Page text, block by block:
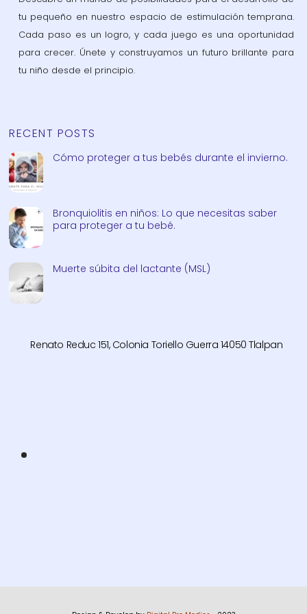
tu pequeño en nuestro espacio de estimulación temprana.
Cada paso es un logro, y cada juego es una oportunidad
para crecer. Únete y construyamos un futuro brillante para
tu niño desde el principio.
RECENT POSTS
Cómo proteger a tus bebés durante el invierno.
Bronquiolitis en niños: Lo que necesitas saber
para proteger a tu bebé.
Muerte súbita del lactante (MSL)
Renato Reduc 151, Colonia Toriello Guerra 14050 Tlalpan